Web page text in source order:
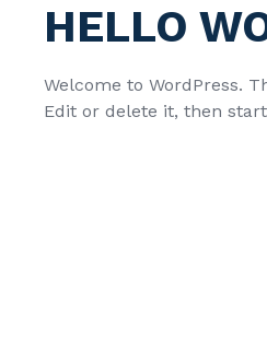
HELLO
Welcome to WordPress.
Edit or delete it, then